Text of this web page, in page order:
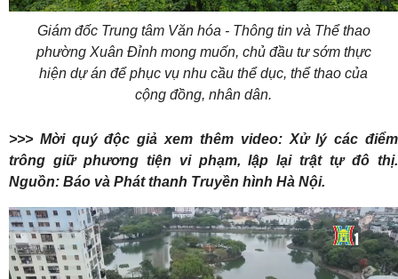
Giám đốc Trung tâm Văn hóa - Thông tin và Thể thao
phường Xuân Đỉnh mong muốn, chủ đầu tư sớm thực
hiện dự án để phục vụ nhu cầu thể dục, thể thao của
cộng đồng, nhân dân.
>>> Mời quý độc giả xem thêm video: Xử lý các điểm
trông giữ phương tiện vi phạm, lập lại trật tự đô thị.
Nguồn: Báo và Phát thanh Truyền hình Hà Nội.